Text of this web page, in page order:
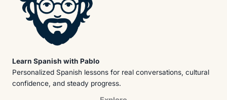
Learn Spanish with Pablo
Personalized Spanish lessons for real conversations, cultural
confidence, and steady progress.